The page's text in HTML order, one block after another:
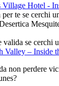
Village Hotel -
te se cerchi
se cerchi
Valley – Inside
non perdere